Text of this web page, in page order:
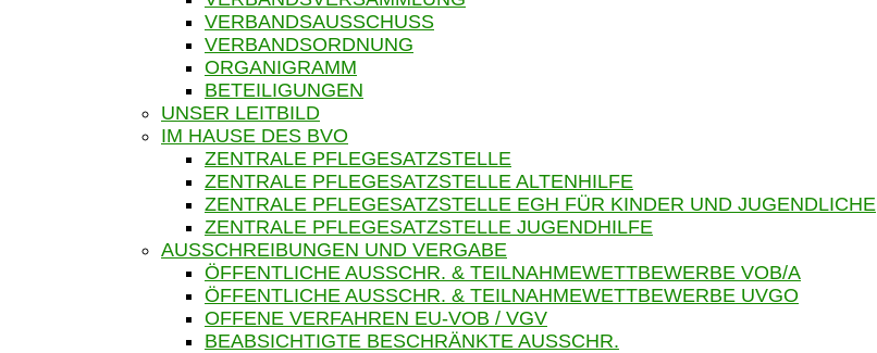
VERBANDSAUSSCHUSS
VERBANDSORDNUNG
ORGANIGRAMM
BETEILIGUNGEN
UNSER LEITBILD
IM HAUSE DES BVO
ZENTRALE PFLEGESATZSTELLE
ZENTRALE PFLEGESATZSTELLE ALTENHILFE
ZENTRALE PFLEGESATZSTELLE EGH FÜR KINDER UND JUGENDLICHE
ZENTRALE PFLEGESATZSTELLE JUGENDHILFE
AUSSCHREIBUNGEN UND VERGABE
ÖFFENTLICHE AUSSCHR. & TEILNAHMEWETTBEWERBE VOB/A
ÖFFENTLICHE AUSSCHR. & TEILNAHMEWETTBEWERBE UVGO
OFFENE VERFAHREN EU-VOB / VGV
BEABSICHTIGTE BESCHRÄNKTE AUSSCHR.